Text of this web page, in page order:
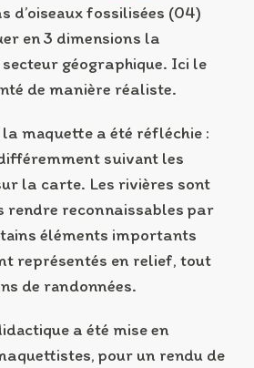
d’oiseaux fossilisées (04)
en 3 dimensions la
géographique. Ici le
de manière réaliste.
la maquette a été réfléchie :
suivant les
la carte. Les rivières sont
rendre reconnaissables par
éléments importants
représentés en relief, tout
de randonnées.
a été mise en
pour un rendu de